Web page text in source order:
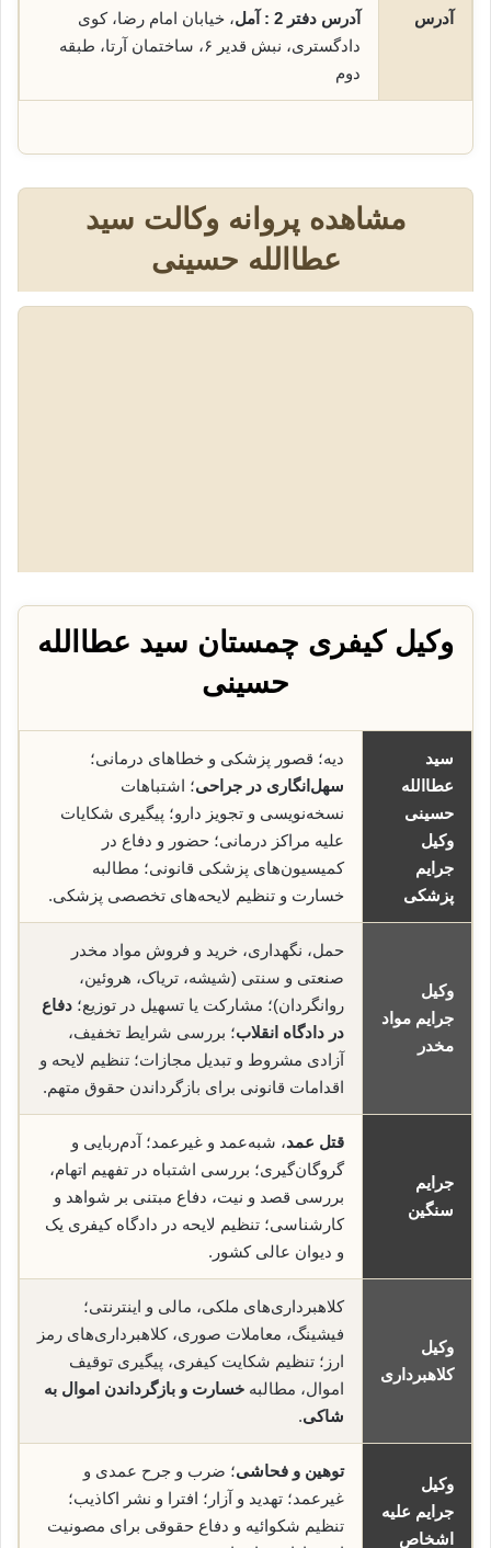
آدرس آدرس دفتر 2 : آمل
، خیابان امام رضا، کوی
دادگستری، نبش قدیر ۶، ساختمان آرتا، طبقه
دوم
مشاهده پروانه وکالت سید
عطاالله حسینی
وکیل کیفری چمستان سید عطاالله
حسینی
سید
عطاالله
حسینی
وکیل
جرایم
پزشکی
دیه؛ قصور پزشکی و خطاهای درمانی؛
سهل‌انگاری در جراحی؛ اشتباهات
نسخه‌نویسی و تجویز دارو؛ پیگیری شکایات
علیه مراکز درمانی؛ حضور و دفاع در
کمیسیون‌های پزشکی قانونی؛ مطالبه
خسارت و تنظیم لایحه‌های تخصصی پزشکی.
وکیل
جرایم مواد
مخدر
حمل، نگهداری، خرید و فروش مواد مخدر
صنعتی و سنتی (شیشه، تریاک، هروئین،
روانگردان)؛ مشارکت یا تسهیل در توزیع؛ دفاع
در دادگاه انقلاب؛ بررسی شرایط تخفیف،
آزادی مشروط و تبدیل مجازات؛ تنظیم لایحه و
اقدامات قانونی برای بازگرداندن حقوق متهم.
جرایم
سنگین
قتل عمد، شبه‌عمد و غیرعمد؛ آدم‌ربایی و
گروگان‌گیری؛ بررسی اشتباه در تفهیم اتهام،
بررسی قصد و نیت، دفاع مبتنی بر شواهد و
کارشناسی؛ تنظیم لایحه در دادگاه کیفری یک
و دیوان عالی کشور.
وکیل
کلاهبرداری
کلاهبرداری‌های ملکی، مالی و اینترنتی؛
فیشینگ، معاملات صوری، کلاهبرداری‌های رمز
ارز؛ تنظیم شکایت کیفری، پیگیری توقیف
اموال، مطالبه خسارت و بازگرداندن اموال به
شاکی.
وکیل
جرایم علیه
اشخاص
توهین و فحاشی؛ ضرب و جرح عمدی و
غیرعمد؛ تهدید و آزار؛ افترا و نشر اکاذیب؛
تنظیم شکوائیه و دفاع حقوقی برای مصونیت